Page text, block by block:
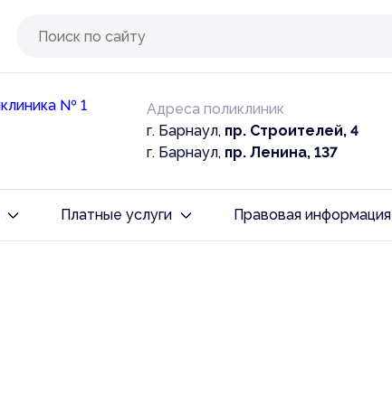
Адреса поликлиник
г. Барнаул, пр. Строителей, 4
г. Барнаул, пр. Ленина, 137
Платные услуги Правовая информация